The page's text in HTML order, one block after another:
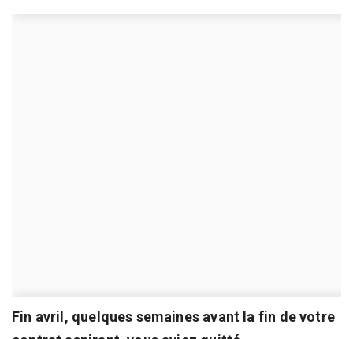
Fin avril, quelques semaines avant la fin de votre